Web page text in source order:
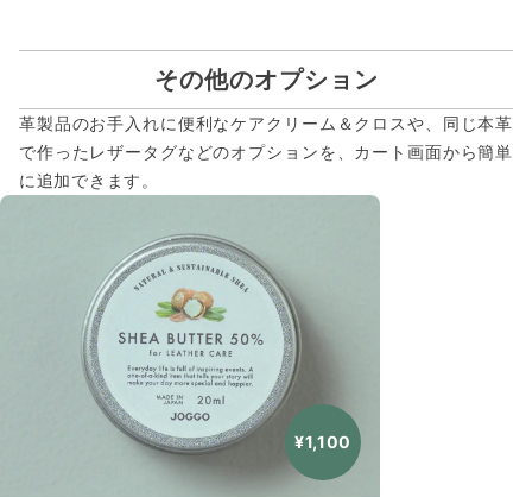
その他のオプション
革製品のお手入れに便利なケアクリーム＆クロスや、同じ本革
で作ったレザータグなどのオプションを、カート画面から簡単
に追加できます。
¥1,100